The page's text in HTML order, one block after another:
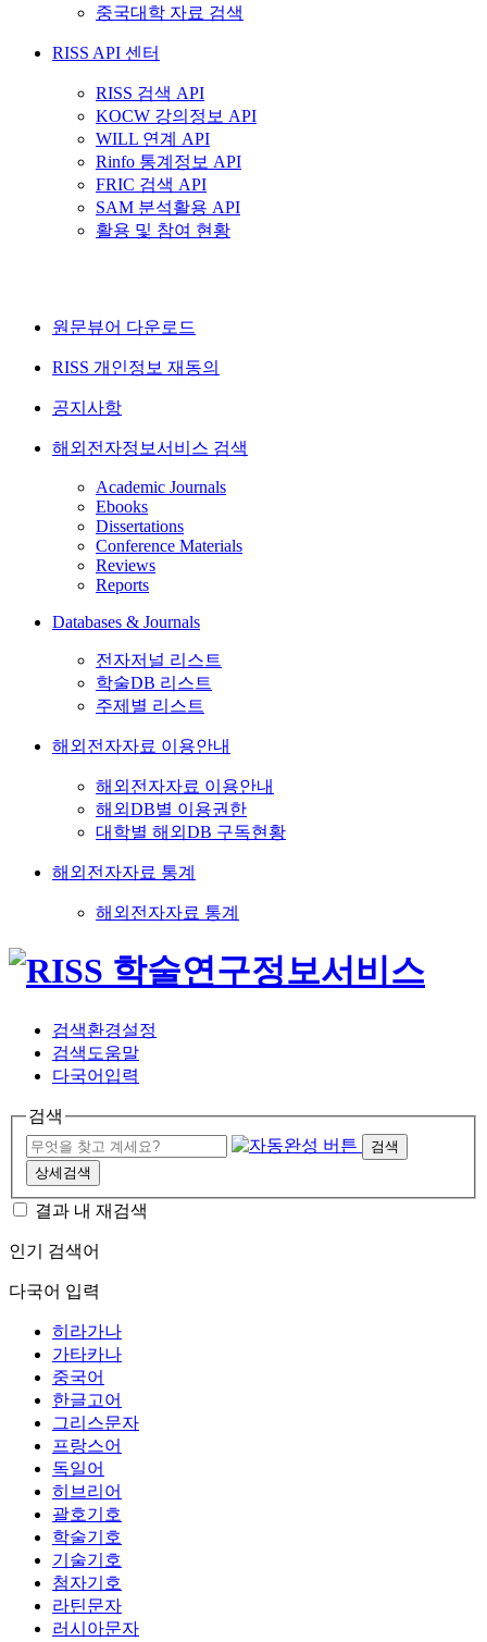
중국대학 자료 검색
RISS API 센터
RISS 검색 API
KOCW 강의정보 API
WILL 연계 API
Rinfo 통계정보 API
FRIC 검색 API
SAM 분석활용 API
활용 및 참여 현황
원문뷰어 다운로드
RISS 개인정보 재동의
공지사항
해외전자정보서비스 검색
Academic Journals
Ebooks
Dissertations
Conference Materials
Reviews
Reports
Databases & Journals
전자저널 리스트
학술DB 리스트
주제별 리스트
해외전자자료 이용안내
해외전자자료 이용안내
해외DB별 이용권한
대학별 해외DB 구독현황
해외전자자료 통계
해외전자자료 통계
검색환경설정
검색도움말
다국어입력
검색
검색
상세검색
결과 내 재검색
인기 검색어
다국어 입력
히라가나
가타카나
중국어
한글고어
그리스문자
프랑스어
독일어
히브리어
괄호기호
학술기호
기술기호
첨자기호
라틴문자
러시아문자